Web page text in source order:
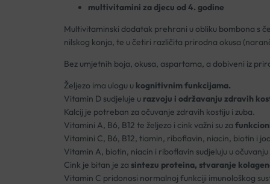
multivitamini za djecu od 4. godine
Multivitaminski dodatak prehrani u obliku bombona s
nilskog konja, te u četiri različita prirodna okusa
Bez umjetnih boja, okusa, aspartama, a dobiveni iz
Željezo ima ulogu u kognitivnim funkcijama.
Vitamin D sudjeluje u razvoju i održavanju zdravih
Kalcij je potreban za očuvanje zdravih kostiju i zuba.
Vitamini A, B6, B12 te željezo i cink važni su za
Vitamini C, B6, B12, tiamin, riboflavin, niacin, biotin i
Vitamin A, biotin, niacin i riboflavin sudjeluju u
Cink je bitan je za sintezu proteina, stvaranje
Vitamin C pridonosi normalnoj funkciji imunološkog